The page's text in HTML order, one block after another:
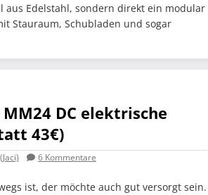
Edelstahl, sondern direkt ein modular
Stauraum, Schubladen und sogar
DC elektrische
43€)
6 Kommentare
ist, der möchte auch gut versorgt sein.